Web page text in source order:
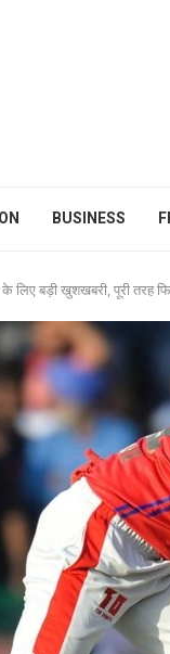
BUSINESS
लिए बड़ी खुशखबरी, पूरी तरह